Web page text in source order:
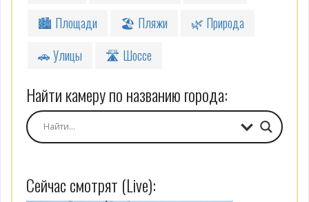
🏙 Площади
🏖 Пляжи
🌿 Природа
🚗 Улицы
🛣 Шоссе
Найти камеру по названию города:
Сейчас смотрят (Live):